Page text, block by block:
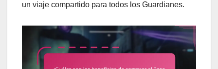
un viaje compartido para todos los Guardianes.